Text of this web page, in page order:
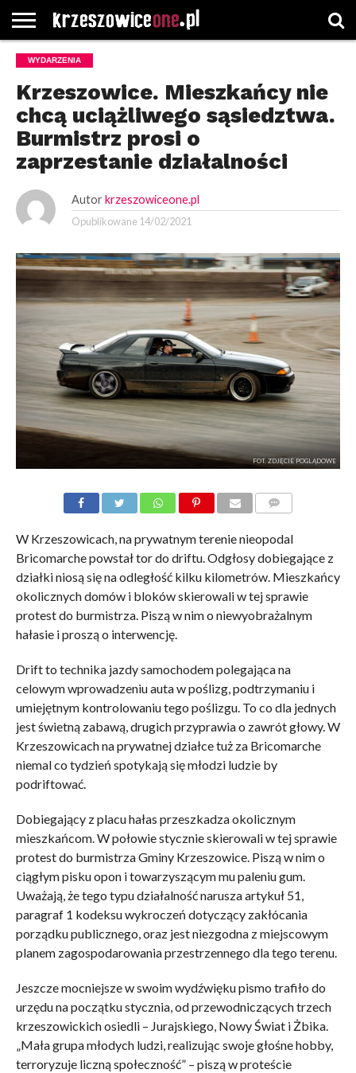
STRONA
GŁÓWNA
WYBORY
WYBIERZ
ROZKŁADY
GREGORCZYK
KONTAKT
WYDARZENIA
Krzeszowice. Mieszkańcy nie
chcą uciążliwego sąsiedztwa.
Burmistrz prosi o
zaprzestanie działalności
Autor krzeszowiceone.pl
Opublikowane 14/02/2021
FOT. ZDJĘCIE POGLĄDOWE
W Krzeszowicach, na prywatnym terenie nieopodal
Bricomarche powstał tor do driftu. Odgłosy dobiegające z
działki niosą się na odległość kilku kilometrów. Mieszkańcy
okolicznych domów i bloków skierowali w tej sprawie
protest do burmistrza. Piszą w nim o niewyobrażalnym
hałasie i proszą o interwencję.
Drift to technika jazdy samochodem polegająca na
celowym wprowadzeniu auta w poślizg, podtrzymaniu i
umiejętnym kontrolowaniu tego poślizgu. To co dla jednych
jest świetną zabawą, drugich przyprawia o zawrót głowy. W
Krzeszowicach na prywatnej działce tuż za Bricomarche
niemal co tydzień spotykają się młodzi ludzie by
podriftować.
Dobiegający z placu hałas przeszkadza okolicznym
mieszkańcom. W połowie stycznie skierowali w tej sprawie
protest do burmistrza Gminy Krzeszowice. Piszą w nim o
ciągłym pisku opon i towarzyszącym mu paleniu gum.
Uważają, że tego typu działalność narusza artykuł 51,
paragraf 1 kodeksu wykroczeń dotyczący zakłócania
porządku publicznego, oraz jest niezgodna z miejscowym
planem zagospodarowania przestrzennego dla tego terenu.
Jeszcze mocniejsze w swoim wydźwięku pismo trafiło do
urzędu na początku stycznia, od przewodniczących trzech
krzeszowickich osiedli – Jurajskiego, Nowy Świat i Żbika.
„Mała grupa młodych ludzi, realizując swoje głośne hobby,
terroryzuje liczną społeczność” – piszą w proteście